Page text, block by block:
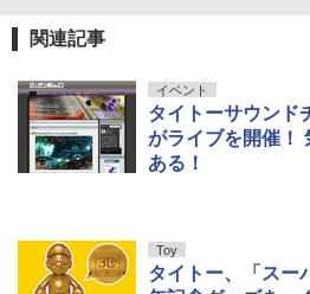
関連記事
イベント
タイトーサウンド
がライブを開催！
ある！
Toy
タイトー、「スー